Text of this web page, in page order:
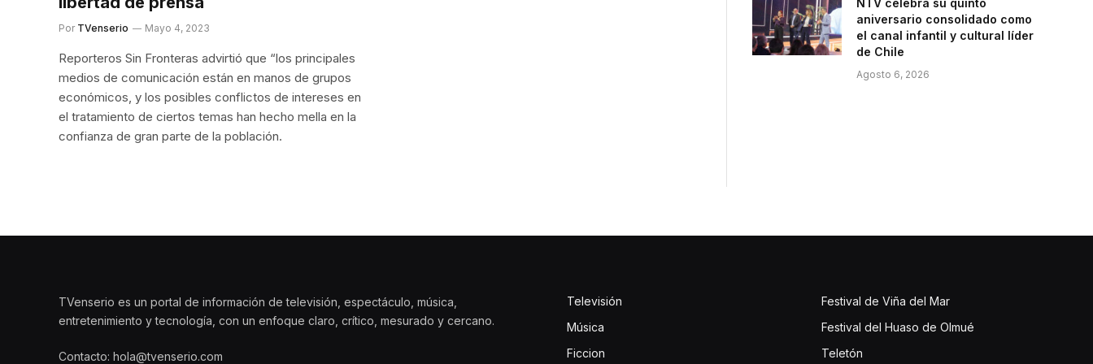
Por TVenserio Mayo 4, 2023
Reporteros Sin Fronteras advirtió que “los principales
medios de comunicación están en manos de grupos
económicos, y los posibles conflictos de intereses en
el tratamiento de ciertos temas han hecho mella en la
confianza de gran parte de la población.
NTV celebra su quinto
aniversario consolidado como
el canal infantil y cultural líder
de Chile
Agosto 6, 2026
TVenserio es un portal de información de televisión, espectáculo, música,
entretenimiento y tecnología, con un enfoque claro, crítico, mesurado y cercano.
Contacto: hola@tvenserio.com
Televisión
Música
Ficcion
Festival de Viña del Mar
Festival del Huaso de Olmué
Teletón